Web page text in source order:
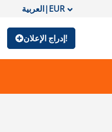
العربية|EUR
إدراج الإعلان!